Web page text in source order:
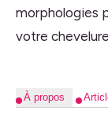
morphologies
votre
À propos